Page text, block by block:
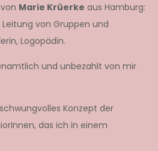
von Marie Krüerke aus Hamburg:
von Gruppen und
Logopädin.
und unbezahlt von mir
Konzept der
das ich in einem